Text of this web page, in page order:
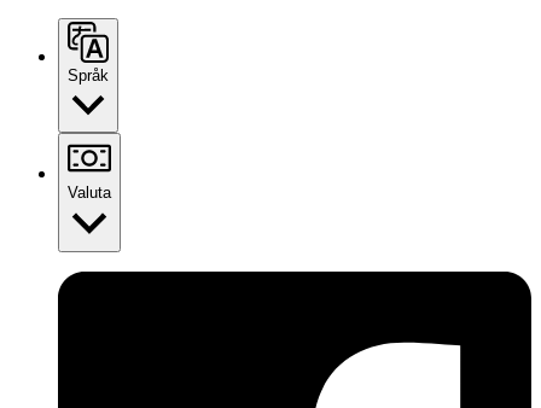
Språk
Valuta